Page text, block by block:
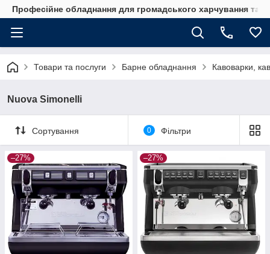
Професійне обладнання для громадського харчування та
Товари та послуги Барне обладнання Кавоварки,
Nuova Simonelli
Сортування 0 Фільтри
–27% –27%